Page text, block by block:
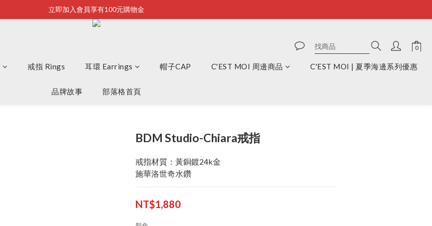
Bonjour~
立即加入會員享有100元購物金
全店滿2500即享免運
戒指 Rings 耳環 Earrings 帽子CAP C'EST MOI 周邊商品 C'EST MOI | 夏季海邊系列優惠
品牌故事 部落格首頁
BDM Studio-Chiara戒指
戒指材質：黃銅鍍24k金
施華洛世奇水鑽
NT$1,880